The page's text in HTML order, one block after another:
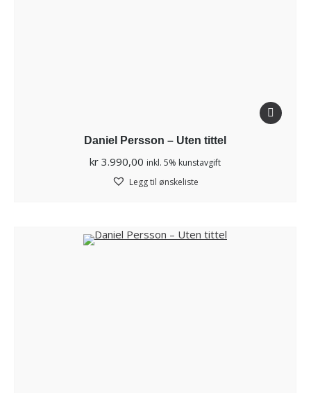
Daniel Persson – Uten tittel
kr 3.990,00 inkl. 5% kunstavgift
Legg til ønskeliste